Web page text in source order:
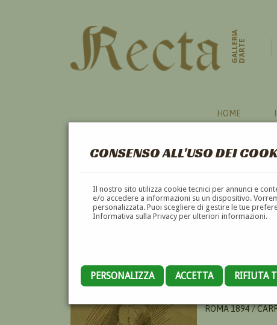
CONSENSO ALL'USO DEI
Il nostro sito utilizza cookie tecnici per annunci e
e/o accedere a informazioni su un dispositivo.
personalizzata. Puoi scegliere di gestire le tue
Informativa sulla Privacy per ulteriori informazioni.
PERSONALIZZA ACCETTA RIFIUTA
GALLERIAD'ARTE
HOME
DOMENICO CUCCHIARI
ROMA 1894 /